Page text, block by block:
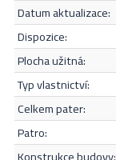
Souhlasím se
datum aktualizace:
dispozice:
plocha užitná:
typ vlastnictví:
celkem pater:
patro: